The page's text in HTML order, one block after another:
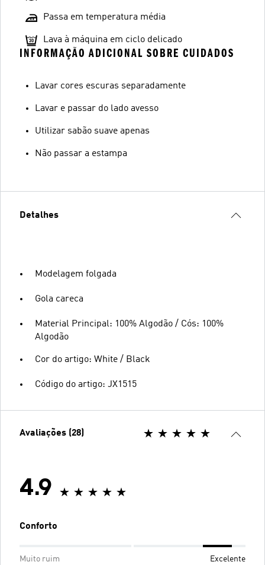
Passa em temperatura média
Lava à máquina em ciclo delicado
INFORMAÇÃO ADICIONAL SOBRE CUIDADOS
Lavar cores escuras separadamente
Lavar e passar do lado avesso
Utilizar sabão suave apenas
Não passar a estampa
Detalhes
Modelagem folgada
Gola careca
Material Principal: 100% Algodão / Cós: 100%
Algodão
Cor do artigo: White / Black
Código do artigo: JX1515
Avaliações (28)
4.9
Conforto
Muito ruim Excelente